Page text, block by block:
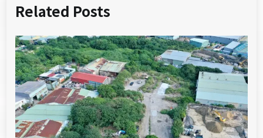
Related Posts